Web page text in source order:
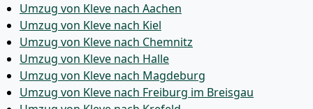
Umzug von Kleve nach Aachen
Umzug von Kleve nach Kiel
Umzug von Kleve nach Chemnitz
Umzug von Kleve nach Halle
Umzug von Kleve nach Magdeburg
Umzug von Kleve nach Freiburg im Breisgau